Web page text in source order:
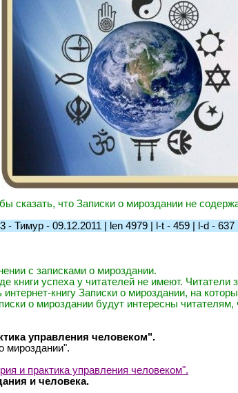
сказать, что Записки о мироздании не
- Тимур - 09.12.2011 | len 4979 | l-t - 459 | l-d - 637
с записками о мироздании.
книги успеха у читателей не имеют.
книгу Записки о мироздании, на
о мироздании будут интересны
управления человеком".
мироздании".
и практика управления человеком".
и человека.